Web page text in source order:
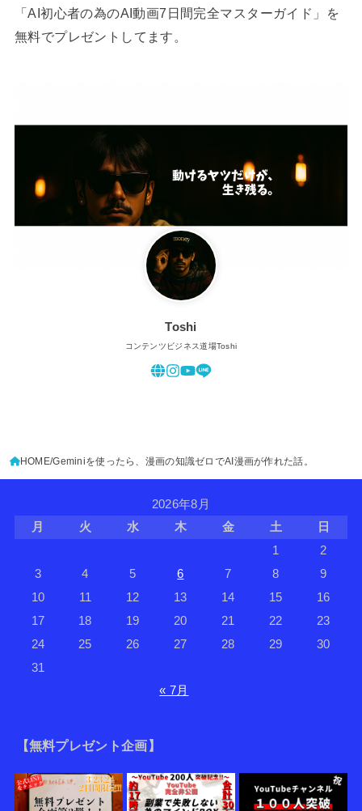
「AI初心者の為のAI動画7日間完全マスターガイド」を
無料でプレゼントしてます。
Toshi
コンテンツビジネス道場Toshi
HOME Geminiを使ったら、漫画の知識ゼロでAI漫画が作れた話。
2026年8月
月
火 水 木 金 土
日
1
2
3
4 5 6 7 8
9
10
11 12 13 14 15
16
17
18 19 20 21 22
23
24
25 26 27 28 29
30
31
« 7月
【無料プレゼント企画】